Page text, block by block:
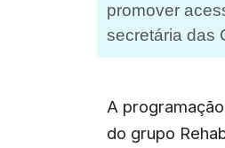
promover
secretária das
A
do grupo